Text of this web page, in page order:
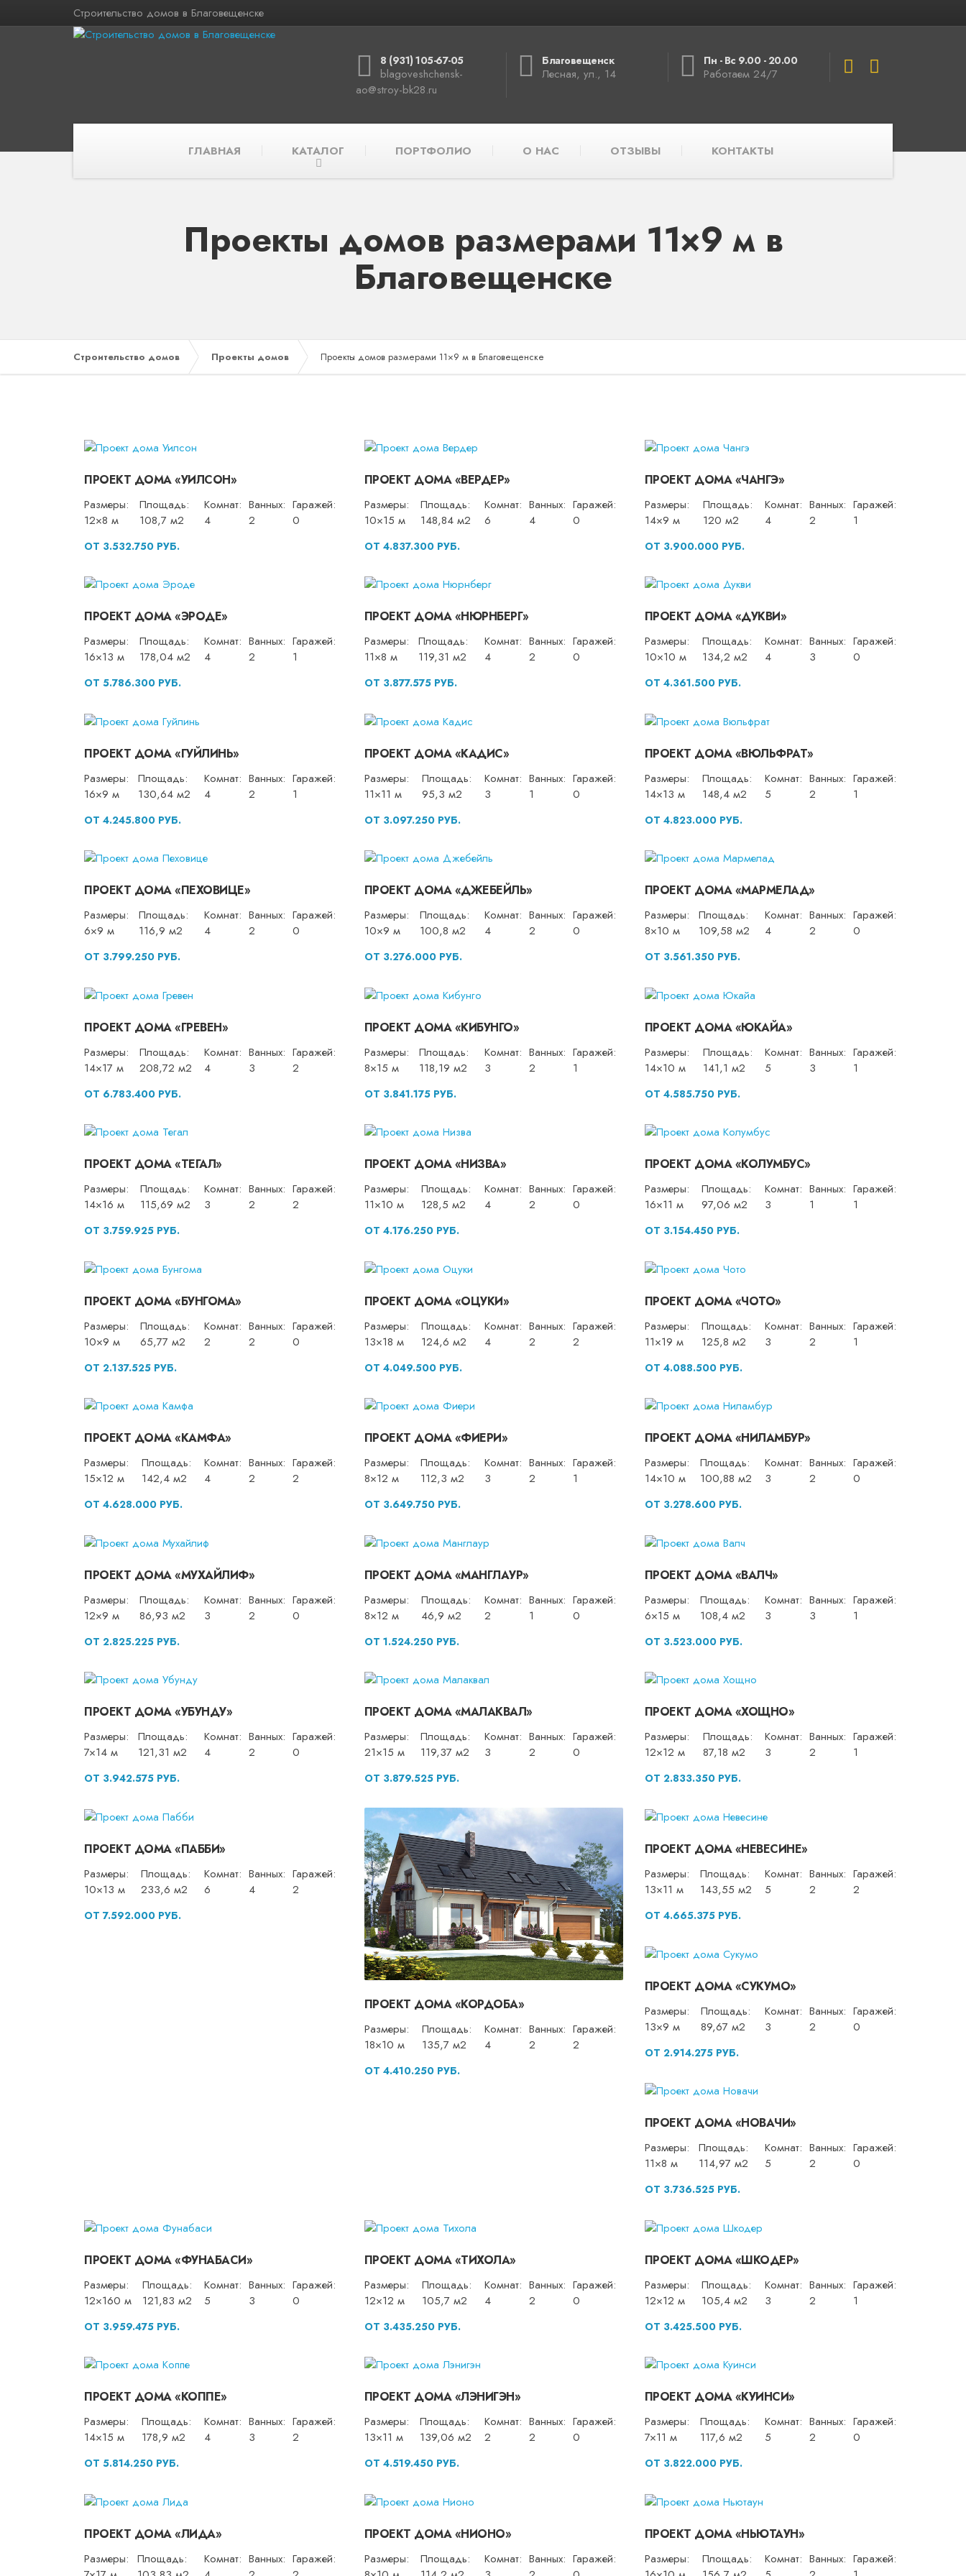
Строительство домов в Благовещенске
8 (931) 105-67-05
blagoveshchensk-
ao@stroy-bk28.ru
Благовещенск
Лесная, ул., 14
Пн - Вс 9.00 - 20.00
Работаем 24/7
ГЛАВНАЯ КАТАЛОГ ПОРТФОЛИО О НАС ОТЗЫВЫ КОНТАКТЫ
Проекты домов размерами 11×9 м в
Благовещенске
Строительство домов Проекты домов Проекты домов размерами 11×9 м в Благовещенске
ПРОЕКТ ДОМА «УИЛСОН»
Размеры:
12×8 м
Площадь:
108,7 м2
Комнат:
4
Ванных:
2
Гаражей:
0
ОТ 3.532.750 РУБ.
ПРОЕКТ ДОМА «ВЕРДЕР»
Размеры:
10×15 м
Площадь:
148,84 м2
Комнат:
6
Ванных:
4
Гаражей:
0
ОТ 4.837.300 РУБ.
ПРОЕКТ ДОМА «ЧАНГЭ»
Размеры:
14×9 м
Площадь:
120 м2
Комнат:
4
Ванных:
2
Гаражей:
1
ОТ 3.900.000 РУБ.
ПРОЕКТ ДОМА «ЭРОДЕ»
Размеры:
16×13 м
Площадь:
178,04 м2
Комнат:
4
Ванных:
2
Гаражей:
1
ОТ 5.786.300 РУБ.
ПРОЕКТ ДОМА «НЮРНБЕРГ»
Размеры:
11×8 м
Площадь:
119,31 м2
Комнат:
4
Ванных:
2
Гаражей:
0
ОТ 3.877.575 РУБ.
ПРОЕКТ ДОМА «ДУКВИ»
Размеры:
10×10 м
Площадь:
134,2 м2
Комнат:
4
Ванных:
3
Гаражей:
0
ОТ 4.361.500 РУБ.
ПРОЕКТ ДОМА «ГУЙЛИНЬ»
Размеры:
16×9 м
Площадь:
130,64 м2
Комнат:
4
Ванных:
2
Гаражей:
1
ОТ 4.245.800 РУБ.
ПРОЕКТ ДОМА «КАДИС»
Размеры:
11×11 м
Площадь:
95,3 м2
Комнат:
3
Ванных:
1
Гаражей:
0
ОТ 3.097.250 РУБ.
ПРОЕКТ ДОМА «ВЮЛЬФРАТ»
Размеры:
14×13 м
Площадь:
148,4 м2
Комнат:
5
Ванных:
2
Гаражей:
1
ОТ 4.823.000 РУБ.
ПРОЕКТ ДОМА «ПЕХОВИЦЕ»
Размеры:
6×9 м
Площадь:
116,9 м2
Комнат:
4
Ванных:
2
Гаражей:
0
ОТ 3.799.250 РУБ.
ПРОЕКТ ДОМА «ДЖЕБЕЙЛЬ»
Размеры:
10×9 м
Площадь:
100,8 м2
Комнат:
4
Ванных:
2
Гаражей:
0
ОТ 3.276.000 РУБ.
ПРОЕКТ ДОМА «МАРМЕЛАД»
Размеры:
8×10 м
Площадь:
109,58 м2
Комнат:
4
Ванных:
2
Гаражей:
0
ОТ 3.561.350 РУБ.
ПРОЕКТ ДОМА «ГРЕВЕН»
Размеры:
14×17 м
Площадь:
208,72 м2
Комнат:
4
Ванных:
3
Гаражей:
2
ОТ 6.783.400 РУБ.
ПРОЕКТ ДОМА «КИБУНГО»
Размеры:
8×15 м
Площадь:
118,19 м2
Комнат:
3
Ванных:
2
Гаражей:
1
ОТ 3.841.175 РУБ.
ПРОЕКТ ДОМА «ЮКАЙА»
Размеры:
14×10 м
Площадь:
141,1 м2
Комнат:
5
Ванных:
3
Гаражей:
1
ОТ 4.585.750 РУБ.
ПРОЕКТ ДОМА «ТЕГАЛ»
Размеры:
14×16 м
Площадь:
115,69 м2
Комнат:
3
Ванных:
2
Гаражей:
2
ОТ 3.759.925 РУБ.
ПРОЕКТ ДОМА «НИЗВА»
Размеры:
11×10 м
Площадь:
128,5 м2
Комнат:
4
Ванных:
2
Гаражей:
0
ОТ 4.176.250 РУБ.
ПРОЕКТ ДОМА «КОЛУМБУС»
Размеры:
16×11 м
Площадь:
97,06 м2
Комнат:
3
Ванных:
1
Гаражей:
1
ОТ 3.154.450 РУБ.
ПРОЕКТ ДОМА «БУНГОМА»
Размеры:
10×9 м
Площадь:
65,77 м2
Комнат:
2
Ванных:
2
Гаражей:
0
ОТ 2.137.525 РУБ.
ПРОЕКТ ДОМА «ОЦУКИ»
Размеры:
13×18 м
Площадь:
124,6 м2
Комнат:
4
Ванных:
2
Гаражей:
2
ОТ 4.049.500 РУБ.
ПРОЕКТ ДОМА «ЧОТО»
Размеры:
11×19 м
Площадь:
125,8 м2
Комнат:
3
Ванных:
2
Гаражей:
1
ОТ 4.088.500 РУБ.
ПРОЕКТ ДОМА «КАМФА»
Размеры:
15×12 м
Площадь:
142,4 м2
Комнат:
4
Ванных:
2
Гаражей:
2
ОТ 4.628.000 РУБ.
ПРОЕКТ ДОМА «ФИЕРИ»
Размеры:
8×12 м
Площадь:
112,3 м2
Комнат:
3
Ванных:
2
Гаражей:
1
ОТ 3.649.750 РУБ.
ПРОЕКТ ДОМА «НИЛАМБУР»
Размеры:
14×10 м
Площадь:
100,88 м2
Комнат:
3
Ванных:
2
Гаражей:
0
ОТ 3.278.600 РУБ.
ПРОЕКТ ДОМА «МУХАЙЛИФ»
Размеры:
12×9 м
Площадь:
86,93 м2
Комнат:
3
Ванных:
2
Гаражей:
0
ОТ 2.825.225 РУБ.
ПРОЕКТ ДОМА «МАНГЛАУР»
Размеры:
8×12 м
Площадь:
46,9 м2
Комнат:
2
Ванных:
1
Гаражей:
0
ОТ 1.524.250 РУБ.
ПРОЕКТ ДОМА «ВАЛЧ»
Размеры:
6×15 м
Площадь:
108,4 м2
Комнат:
3
Ванных:
3
Гаражей:
1
ОТ 3.523.000 РУБ.
ПРОЕКТ ДОМА «УБУНДУ»
Размеры:
7×14 м
Площадь:
121,31 м2
Комнат:
4
Ванных:
2
Гаражей:
0
ОТ 3.942.575 РУБ.
ПРОЕКТ ДОМА «МАЛАКВАЛ»
Размеры:
21×15 м
Площадь:
119,37 м2
Комнат:
3
Ванных:
2
Гаражей:
0
ОТ 3.879.525 РУБ.
ПРОЕКТ ДОМА «ХОЩНО»
Размеры:
12×12 м
Площадь:
87,18 м2
Комнат:
3
Ванных:
2
Гаражей:
1
ОТ 2.833.350 РУБ.
ПРОЕКТ ДОМА «ПАББИ»
Размеры:
10×13 м
Площадь:
233,6 м2
Комнат:
6
Ванных:
4
Гаражей:
2
ОТ 7.592.000 РУБ.
ПРОЕКТ ДОМА «КОРДОБА»
Размеры:
18×10 м
Площадь:
135,7 м2
Комнат:
4
Ванных:
2
Гаражей:
2
ОТ 4.410.250 РУБ.
ПРОЕКТ ДОМА «НЕВЕСИНЕ»
Размеры:
13×11 м
Площадь:
143,55 м2
Комнат:
5
Ванных:
2
Гаражей:
2
ОТ 4.665.375 РУБ.
ПРОЕКТ ДОМА «СУКУМО»
Размеры:
13×9 м
Площадь:
89,67 м2
Комнат:
3
Ванных:
2
Гаражей:
0
ОТ 2.914.275 РУБ.
ПРОЕКТ ДОМА «НОВАЧИ»
Размеры:
11×8 м
Площадь:
114,97 м2
Комнат:
5
Ванных:
2
Гаражей:
0
ОТ 3.736.525 РУБ.
ПРОЕКТ ДОМА «ФУНАБАСИ»
Размеры:
12×160 м
Площадь:
121,83 м2
Комнат:
5
Ванных:
3
Гаражей:
0
ОТ 3.959.475 РУБ.
ПРОЕКТ ДОМА «ТИХОЛА»
Размеры:
12×12 м
Площадь:
105,7 м2
Комнат:
4
Ванных:
2
Гаражей:
0
ОТ 3.435.250 РУБ.
ПРОЕКТ ДОМА «ШКОДЕР»
Размеры:
12×12 м
Площадь:
105,4 м2
Комнат:
3
Ванных:
2
Гаражей:
1
ОТ 3.425.500 РУБ.
ПРОЕКТ ДОМА «КОППЕ»
Размеры:
14×15 м
Площадь:
178,9 м2
Комнат:
4
Ванных:
3
Гаражей:
2
ОТ 5.814.250 РУБ.
ПРОЕКТ ДОМА «ЛЭНИГЭН»
Размеры:
13×11 м
Площадь:
139,06 м2
Комнат:
2
Ванных:
2
Гаражей:
0
ОТ 4.519.450 РУБ.
ПРОЕКТ ДОМА «КУИНСИ»
Размеры:
7×11 м
Площадь:
117,6 м2
Комнат:
5
Ванных:
2
Гаражей:
0
ОТ 3.822.000 РУБ.
ПРОЕКТ ДОМА «ЛИДА»
Размеры: Площадь:
Комнат: Ванных: Гаражей:
ПРОЕКТ ДОМА «НИОНО»
Размеры:
Площадь:
Комнат: Ванных: Гаражей:
ПРОЕКТ ДОМА «НЬЮТАУН»
Размеры:
Площадь:
Комнат: Ванных: Гаражей: